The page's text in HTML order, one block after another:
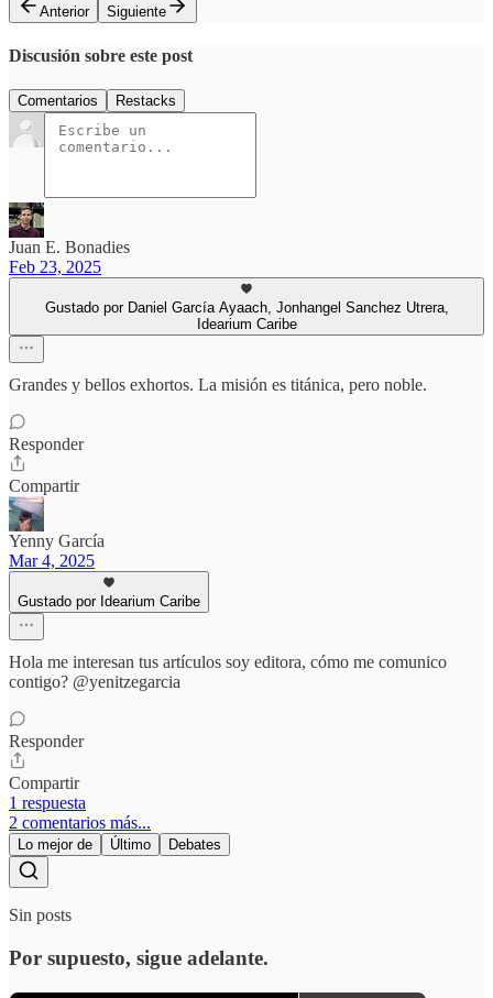
Anterior
Siguiente
Discusión sobre este post
Comentarios Restacks
Juan E. Bonadies
Feb 23, 2025
Gustado por Daniel García Ayaach, Jonhangel Sanchez Utrera,
Idearium Caribe
Grandes y bellos exhortos. La misión es titánica, pero noble.
Responder
Compartir
Yenny García
Mar 4, 2025
Gustado por Idearium Caribe
Hola me interesan tus artículos soy editora, cómo me comunico
contigo? @yenitzegarcia
Responder
Compartir
1 respuesta
2 comentarios más...
Lo mejor de Último Debates
Sin posts
Por supuesto, sigue adelante.